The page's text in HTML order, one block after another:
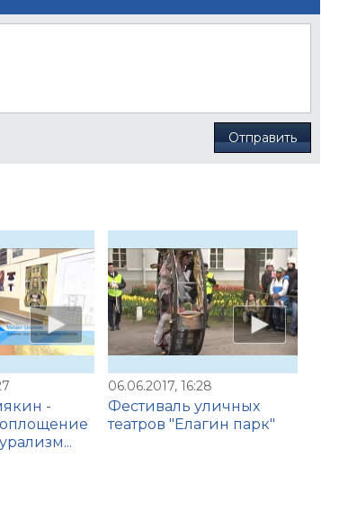
Отправить
-
06.06.2017, 16:28
Фестиваль уличных
театров "Елагин парк"